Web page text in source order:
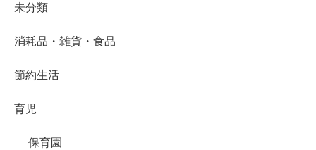
未分類
消耗品・雑貨・食品
節約生活
育児
保育園